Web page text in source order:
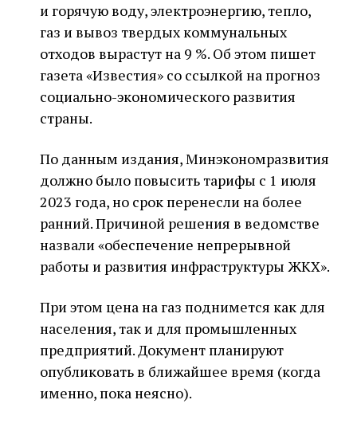
и горячую воду, электроэнергию, тепло,
газ и вывоз твердых коммунальных
отходов вырастут на 9 %. Об этом пишет
газета «Известия» со ссылкой на прогноз
социально-экономического развития
страны.
По данным издания, Минэкономразвития
должно было повысить тарифы с 1 июля
2023 года, но срок перенесли на более
ранний. Причиной решения в ведомстве
назвали «обеспечение непрерывной
работы и развития инфраструктуры ЖКХ».
При этом цена на газ поднимется как для
населения, так и для промышленных
предприятий. Документ планируют
опубликовать в ближайшее время (когда
именно, пока неясно).